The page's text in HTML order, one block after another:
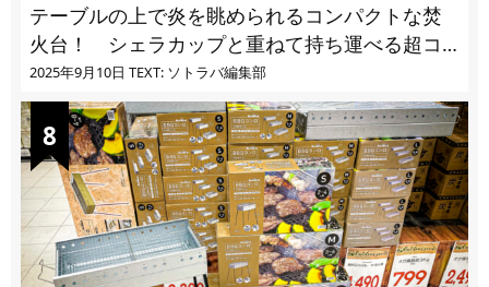
テーブルの上で炎を眺められるコンパクトな焚
火台！ シェラカップと重ねて持ち運べる超コ
ンパクト収納
2025年9月10日 TEXT: ソトラバ編集部